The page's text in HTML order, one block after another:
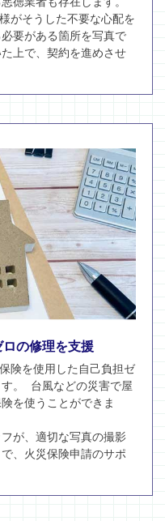
がそうした不要な心配を
要がある箇所を写真で
上で、契約を進めさせ
の修理を支援
険を使用した自己負担ゼ
。 台風などの災害で屋
を使うことができま
が、適切な写真の撮影
、火災保険申請のサポ